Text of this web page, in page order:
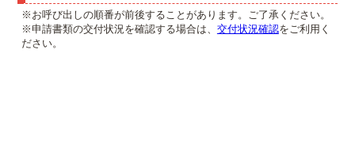
※お呼び出しの順番が前後することがあります。ご了承ください。
※申請書類の交付状況を確認する場合は、 交付状況確認をご利用く
ださい。